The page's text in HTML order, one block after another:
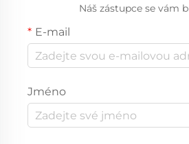
Náš zástupce se vám
E-mail
Jméno